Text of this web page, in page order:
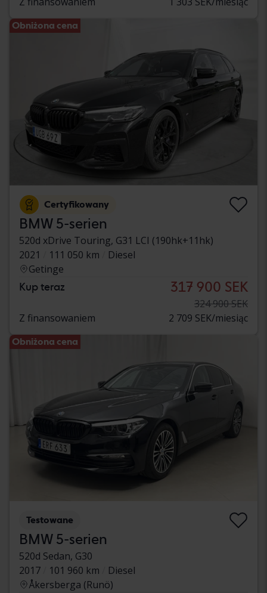
Obniżona cena
Certyfikowany
BMW 5-serien
520d xDrive Touring, G31 LCI (190hk+11hk)
2021
111 050 km
Diesel
Getinge
Kup teraz 317 900 SEK
324 900 SEK
Z finansowaniem
2 709 SEK/miesiąc
Obniżona cena
Testowane
BMW 5-serien
520d Sedan, G30
2017
101 960 km
Diesel
Åkersberga (Runö)